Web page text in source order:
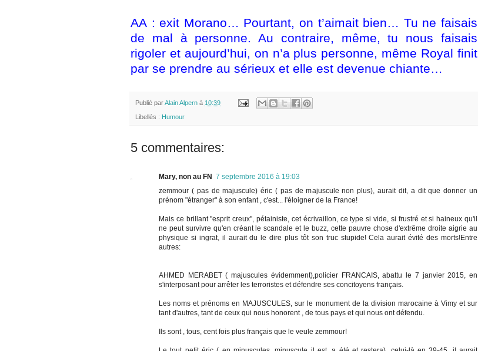
AA : exit Morano… Pourtant, on t’aimait bien… Tu ne faisais
de mal à personne. Au contraire, même, tu nous faisais
rigoler et aujourd’hui, on n’a plus personne, même Royal finit
par se prendre au sérieux et elle est devenue chiante…
Publié parAlain Alpern à 10:39
Libellés : Humour
5 commentaires:
Mary, non au FN 7 septembre 2016 à 19:03
zemmour ( pas de majuscule) éric ( pas de majuscule non plus), aurait dit, a dit que donner un
prénom "étranger" à son enfant , c'est... l'éloigner de la France!
Mais ce brillant "esprit creux", pétainiste, cet écrivaillon, ce type si vide, si frustré et si haineux qu'il
ne peut survivre qu'en créant le scandale et le buzz, cette pauvre chose d'extrême droite aigrie au
physique si ingrat, il aurait du le dire plus tôt son truc stupide! Cela aurait évité des morts!Entre
autres:
AHMED MERABET ( majuscules évidemment),policier FRANCAIS, abattu le 7 janvier 2015, en
s'interposant pour arrêter les terroristes et défendre ses concitoyens français.
Les noms et prénoms en MAJUSCULES, sur le monument de la division marocaine à Vimy et sur
tant d'autres, tant de ceux qui nous honorent , de tous pays et qui nous ont défendu.
Ils sont , tous, cent fois plus français que le veule zemmour!